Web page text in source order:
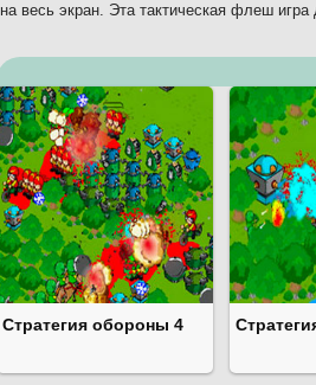
на весь экран. Эта тактическая флеш
Стратегия обороны 4